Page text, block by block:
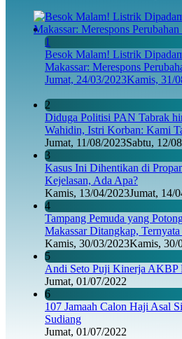
1
Besok Malam! Listrik
Makassar: Merespons
Jumat, 24/03/2023Kamis, 31/
2
Diduga Politisi PAN Tabrak
Wahidin, Istri Korban: Kami
Jumat, 11/08/2023Sabtu, 12/
3
Kasus Ini Dihentikan di
Kejelasan, Ada Apa?
Kamis, 13/04/2023Jumat, 14/
4
Tampang Pemuda yang
Makassar Ditangkap,
Kamis, 30/03/2023Kamis, 30/
5
Andi Seto Puji Kinerja AKBP
Jumat, 01/07/2022
6
107 Jamaah Calon Haji Asal
Sudiang
Jumat, 01/07/2022